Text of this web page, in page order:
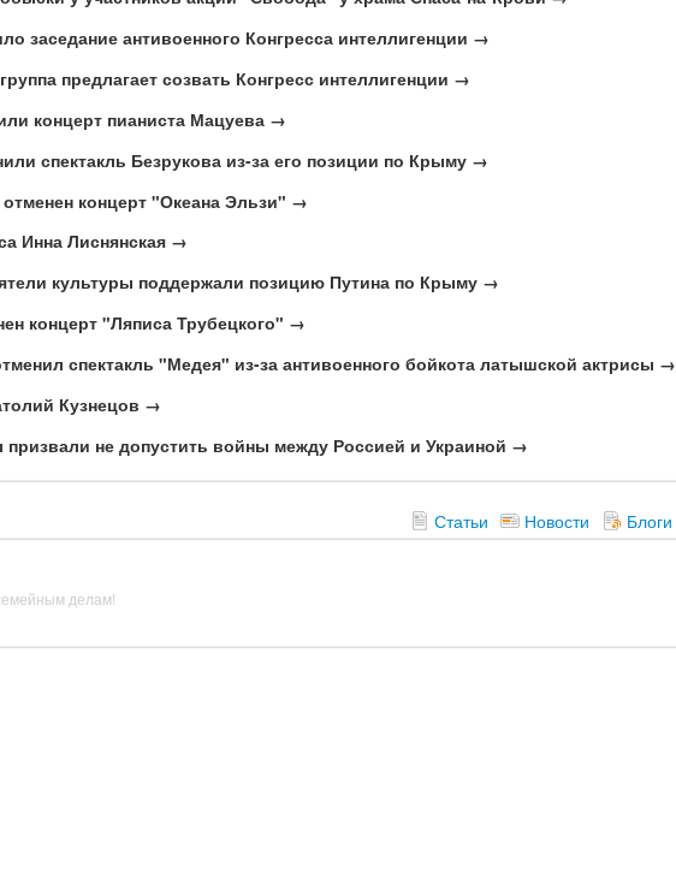
заседание антивоенного Конгресса интеллигенции →
предлагает созвать Конгресс интеллигенции →
концерт пианиста Мацуева →
спектакль Безрукова из-за его позиции по Крыму →
концерт "Океана Эльзи" →
Инна Лиснянская →
культуры поддержали позицию Путина по Крыму →
концерт "Ляписа Трубецкого" →
спектакль "Медея" из-за антивоенного бойкота латышской актрисы →
Кузнецов →
призвали не допустить войны между Россией и Украиной →
Статьи Новости Блоги
делам!